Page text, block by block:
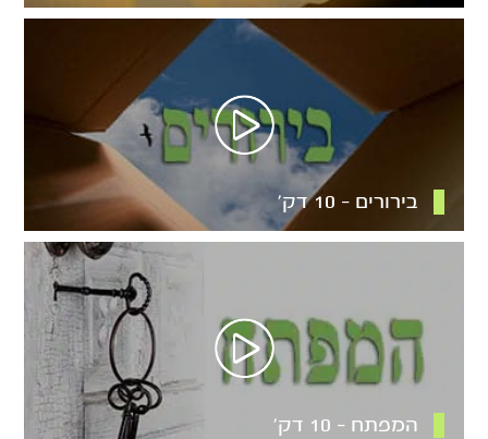
בירורים – 10 דק’
המפתח – 10 דק’